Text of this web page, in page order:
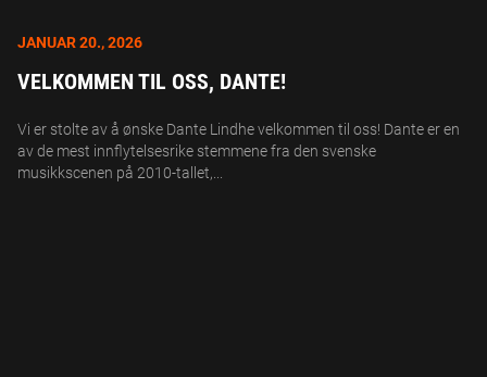
JANUAR 20., 2026
VELKOMMEN TIL OSS, DANTE!
Vi er stolte av å ønske Dante Lindhe velkommen til oss! Dante er en
av de mest innflytelsesrike stemmene fra den svenske
musikkscenen på 2010-tallet,...